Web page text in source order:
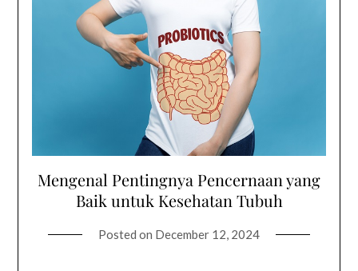
Mengenal Pentingnya Pencernaan yang
Baik untuk Kesehatan Tubuh
Posted on December 12, 2024